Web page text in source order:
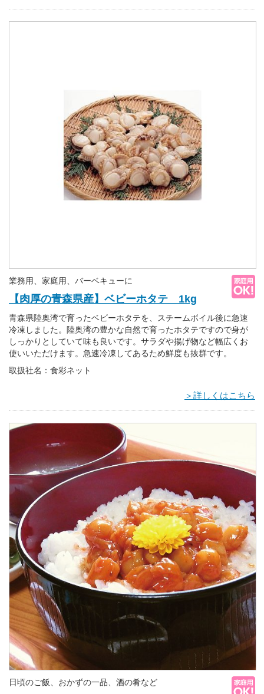
業務用、家庭用、バーベキューに
【肉厚の青森県産】ベビーホタテ 1kg
青森県陸奥湾で育ったベビーホタテを、スチームボイル後に急速
冷凍しました。陸奥湾の豊かな自然で育ったホタテですので身が
しっかりとしていて味も良いです。サラダや揚げ物など幅広くお
使いいただけます。急速冷凍してあるため鮮度も抜群です。
取扱社名：食彩ネット
＞詳しくはこちら
日頃のご飯、おかずの一品、酒の肴など